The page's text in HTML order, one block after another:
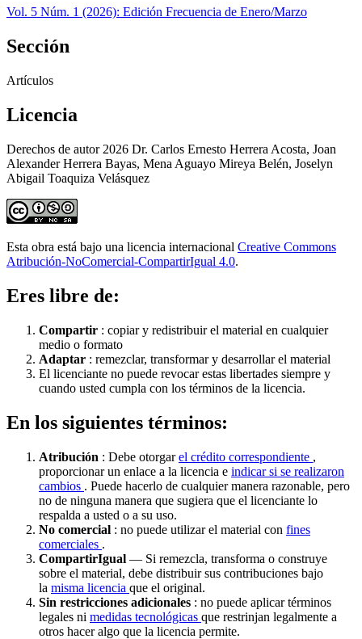
Vol. 5 Núm. 1 (2026): Edición Frecuencia de Enero/Marzo
Sección
Artículos
Licencia
Derechos de autor 2026 Dr. Carlos Ernesto Herrera Acosta, Joan
Alexander Herrera Bayas, Mena Aguayo Mireya Belén, Joselyn
Abigail Toaquiza Velásquez
Esta obra está bajo una licencia internacional Creative Commons
Atribución-NoComercial-CompartirIgual 4.0.
Eres libre de:
Compartir : copiar y redistribuir el material en cualquier
medio o formato
Adaptar : remezclar, transformar y desarrollar el material
El licenciante no puede revocar estas libertades siempre y
cuando usted cumpla con los términos de la licencia.
En los siguientes términos:
Atribución : Debe otorgarel crédito correspondiente ,
proporcionar un enlace a la licencia e indicar si se realizaron
cambios . Puede hacerlo de cualquier manera razonable, pero
no de ninguna manera que sugiera que el licenciante lo
respalda a usted o a su uso.
No comercial : no puede utilizar el material con fines
comerciales .
CompartirIgual — Si remezcla, transforma o construye
sobre el material, debe distribuir sus contribuciones bajo
la misma licencia que el original.
Sin restricciones adicionales : no puede aplicar términos
legales ni medidas tecnológicas que restrinjan legalmente a
otros hacer algo que la licencia permite.